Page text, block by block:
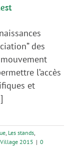
des
l’accès
et
Les stands
Village 2015 | 0